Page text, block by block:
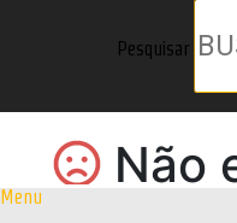
Pesquisar
Menu